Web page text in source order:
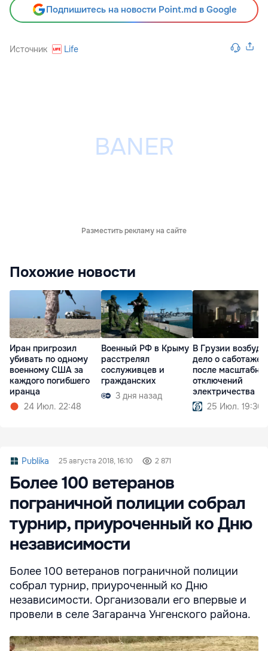
Подпишитесь на новости Point.md в Google
Источник Life
Разместить рекламу на сайте
Похожие новости
Иран пригрозил
убивать по одному
военному США за
каждого погибшего
иранца
24 Июл. 22:48
Военный РФ в Крыму
расстрелял
сослуживцев и
гражданских
3 дня назад
В Грузии
дело о саботаже
после
отключений
электричества
25 Июл. 19:30
Publika 25 августа 2018, 16:10 2 871
Более 100 ветеранов
пограничной полиции собрал
турнир, приуроченный ко Дню
независимости
Более 100 ветеранов пограничной полиции
собрал турнир, приуроченный ко Дню
независимости. Организовали его впервые и
провели в селе Загаранча Унгенского района.